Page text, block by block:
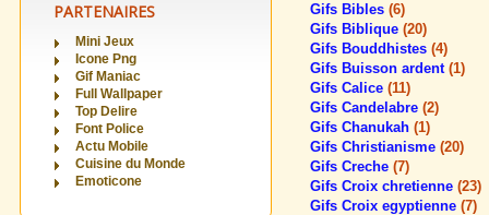
PARTENAIRES
Mini Jeux
Icone Png
Gif Maniac
Full Wallpaper
Top Delire
Font Police
Actu Mobile
Cuisine du Monde
Emoticone
Gifs Bibles (6)
Gifs Biblique (20)
Gifs Bouddhistes (4)
Gifs Buisson ardent (1)
Gifs Calice (11)
Gifs Candelabre (2)
Gifs Chanukah (1)
Gifs Christianisme (20)
Gifs Creche (7)
Gifs Croix chretienne (23)
Gifs Croix egyptienne (7)